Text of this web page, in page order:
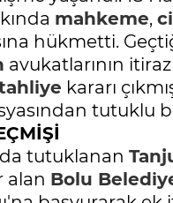
mahkeme,
hükmetti.
avukatlarının
kararı
tutuklu
tutuklanan
alan Bolu